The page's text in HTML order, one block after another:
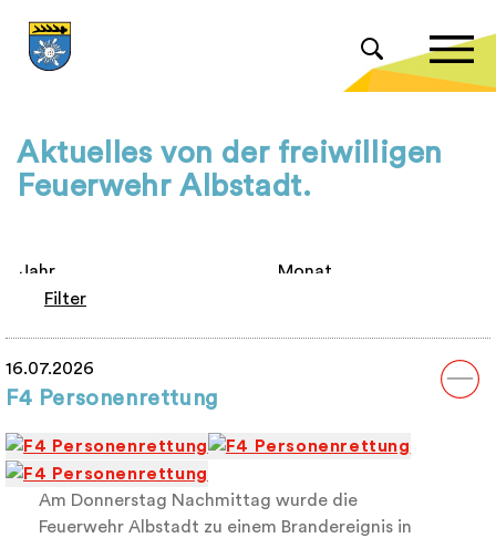
Aktuelles von der freiwilligen
Feuerwehr Albstadt.
Filter
16.07.2026
F4 Personenrettung
Am Donnerstag Nachmittag wurde die
Feuerwehr Albstadt zu einem Brandereignis in